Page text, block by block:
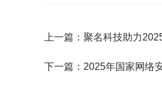
上一篇： 聚名科技助力
下一篇： 2025年国家网络